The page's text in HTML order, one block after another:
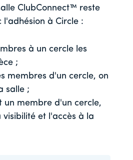
ClubConnect™ reste
l'adhésion à Circle :
à un cercle les
;
membres d'un cercle, on
salle ;
un membre d'un cercle,
visibilité et l'accès à la